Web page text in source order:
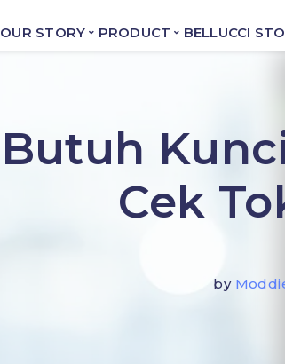
OUR STORY PRODUCT BELLUCCI
Butuh
Cek
by